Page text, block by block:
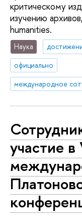
критическому
изучению
humanities.
Наука
официально
международное
участие